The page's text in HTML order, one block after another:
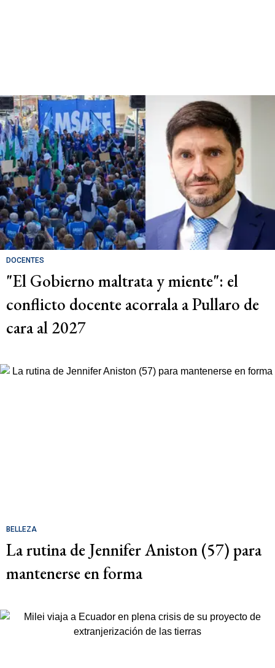
DOCENTES
"El Gobierno maltrata y miente": el
conflicto docente acorrala a Pullaro de
cara al 2027
BELLEZA
La rutina de Jennifer Aniston (57) para
mantenerse en forma